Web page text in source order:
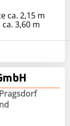
ca. 2,15 m
3,60 m